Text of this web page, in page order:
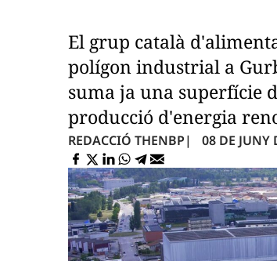
El grup català
polígon industrial a
suma ja una superfície
producció d'energia
REDACCIÓ THENBP 08 DE JUNY